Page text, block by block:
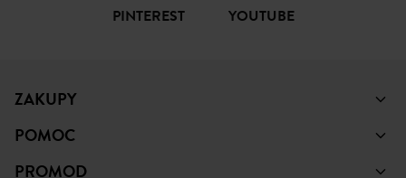
PINTEREST YOUTUBE
ZAKUPY
POMOC
PROMOD